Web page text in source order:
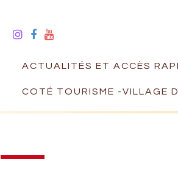
ACTUALITÉS ET ACCÈS
COTÉ TOURISME -VILLAGE